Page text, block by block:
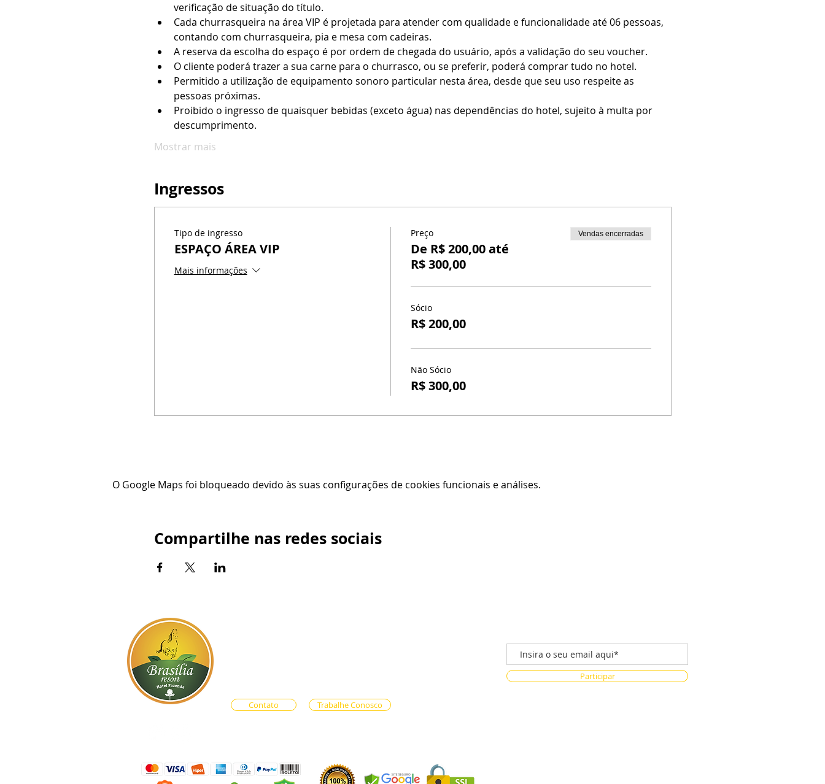
verificação de situação do título.
Cada churrasqueira na área VIP é projetada para atender com qualidade e funcionalidade até 06 pessoas,
contando com churrasqueira, pia e mesa com cadeiras.
A reserva da escolha do espaço é por ordem de chegada do usuário, após a validação do seu voucher.
O cliente poderá trazer a sua carne para o churrasco, ou se preferir, poderá comprar tudo no hotel.
Permitido a utilização de equipamento sonoro particular nesta área, desde que seu uso respeite as
pessoas próximas.
Proibido o ingresso de quaisquer bebidas (exceto água) nas dependências do hotel, sujeito à multa por
descumprimento.
Mostrar mais
Ingressos
Tipo de ingresso
ESPAÇO ÁREA VIP
Mais informações
Preço
De R$ 200,00 até
R$ 300,00
Vendas encerradas
Sócio
R$ 200,00
Não Sócio
R$ 300,00
O Google Maps foi bloqueado devido às suas configurações de cookies funcionais e análises.
Compartilhe nas redes sociais
Participar
Contato Trabalhe Conosco